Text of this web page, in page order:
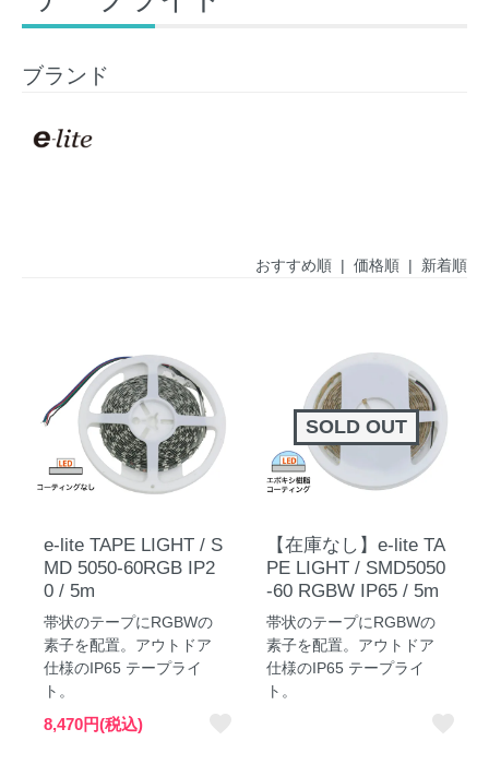
ブランド
おすすめ順 | 価格順 | 新着順
e-lite TAPE LIGHT / S
MD 5050-60RGB IP2
0 / 5m
帯状のテープにRGBWの
素子を配置。アウトドア
仕様のIP65 テープライ
ト。
8,470円(税込)
SOLD OUT
【在庫なし】e-lite TA
PE LIGHT / SMD5050
-60 RGBW IP65 / 5m
帯状のテープにRGBWの
素子を配置。アウトドア
仕様のIP65 テープライ
ト。